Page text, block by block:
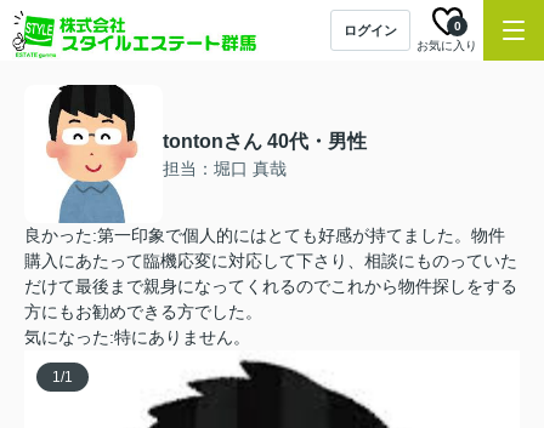
ログイン
お気に入り
0
tontonさん 40代・男性
担当：堀口 真哉
良かった:第一印象で個人的にはとても好感が持てました。物件
購入にあたって臨機応変に対応して下さり、相談にものっていた
だけて最後まで親身になってくれるのでこれから物件探しをする
方にもお勧めできる方でした。
気になった:特にありません。
1/1